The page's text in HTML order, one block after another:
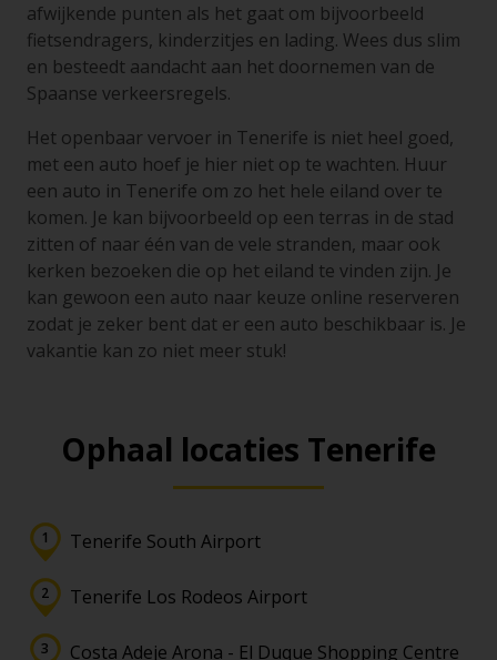
afwijkende punten als het gaat om bijvoorbeeld
fietsendragers, kinderzitjes en lading. Wees dus slim
en besteedt aandacht aan het doornemen van de
Spaanse verkeersregels.
Het openbaar vervoer in Tenerife is niet heel goed,
met een auto hoef je hier niet op te wachten. Huur
een auto in Tenerife om zo het hele eiland over te
komen. Je kan bijvoorbeeld op een terras in de stad
zitten of naar één van de vele stranden, maar ook
kerken bezoeken die op het eiland te vinden zijn. Je
kan gewoon een auto naar keuze online reserveren
zodat je zeker bent dat er een auto beschikbaar is. Je
vakantie kan zo niet meer stuk!
Ophaal locaties Tenerife
Tenerife South Airport
Tenerife Los Rodeos Airport
Costa Adeje Arona - El Duque Shopping Centre